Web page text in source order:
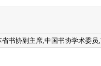
省书协副主席,中国书协学术委